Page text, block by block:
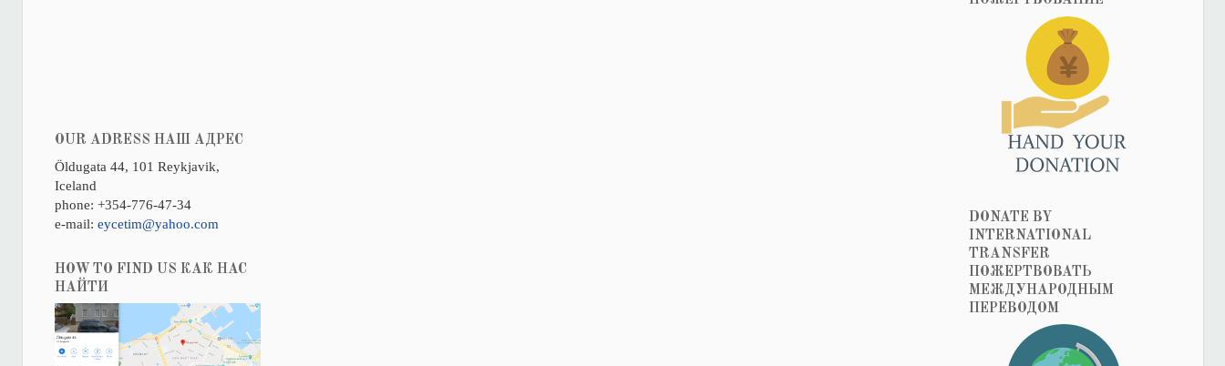
OUR ADRESS НАШ АДРЕС
Öldugata 44, 101 Reykjavik,
Iceland
phone: +354-776-47-34
e-mail: eycetim@yahoo.com
HOW TO FIND US КАК НАС
НАЙТИ
DONATE BY
INTERNATIONAL
TRANSFER
ПОЖЕРТВОВАТЬ
МЕЖДУНАРОДНЫМ
ПЕРЕВОДОМ